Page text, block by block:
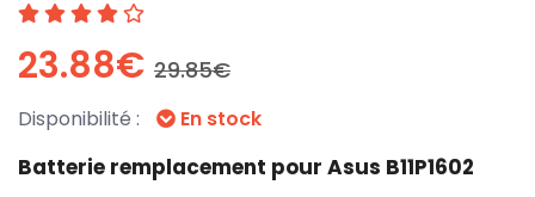
23.88€ 29.85€
Disponibilité : En stock
Batterie remplacement pour Asus B11P1602